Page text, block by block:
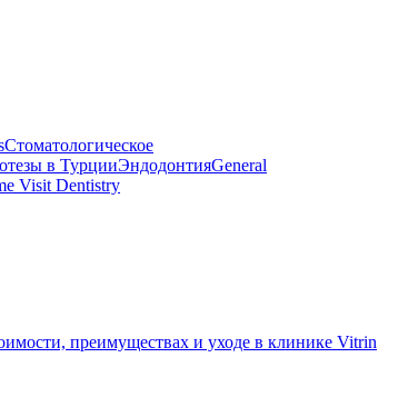
Стоматологическое
в ТурцииЭндодонтияGeneral
Visit Dentistry
преимуществах и уходе в клинике Vitrin